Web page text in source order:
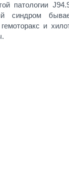
патологии
синдром
и